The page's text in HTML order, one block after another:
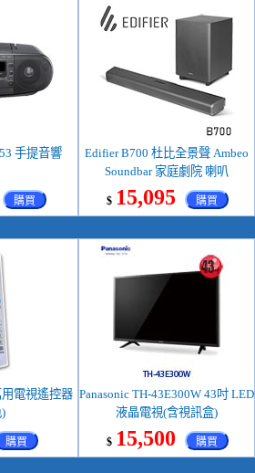
手提音響
購買
Edifier B700 杜比全景聲 Ambeo
Soundbar 家庭劇院 喇叭
$ 15,095 購買
電視遙控器
購買
Panasonic TH-43E300W 43吋 LED
液晶電視(含視訊盒)
$ 15,500 購買